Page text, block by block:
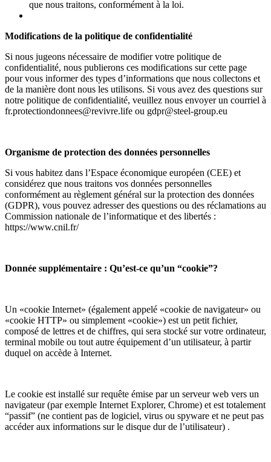
que nous traitons, conformément à la loi.
Modifications de la politique de confidentialité
Si nous jugeons nécessaire de modifier votre politique de
confidentialité, nous publierons ces modifications sur cette page
pour vous informer des types d’informations que nous collectons et
de la manière dont nous les utilisons. Si vous avez des questions sur
notre politique de confidentialité, veuillez nous envoyer un courriel à
fr.protectiondonnees@revivre.life ou gdpr@steel-group.eu
Organisme de protection des données personnelles
Si vous habitez dans l’Espace économique européen (CEE) et
considérez que nous traitons vos données personnelles
conformément au règlement général sur la protection des données
(GDPR), vous pouvez adresser des questions ou des réclamations au
Commission nationale de l’informatique et des libertés :
https://www.cnil.fr/
Donnée supplémentaire : Qu’est-ce qu’un “cookie”?
Un «cookie Internet» (également appelé «cookie de navigateur» ou
«cookie HTTP» ou simplement «cookie») est un petit fichier,
composé de lettres et de chiffres, qui sera stocké sur votre ordinateur,
terminal mobile ou tout autre équipement d’un utilisateur, à partir
duquel on accède à Internet.
Le cookie est installé sur requête émise par un serveur web vers un
navigateur (par exemple Internet Explorer, Chrome) et est totalement
“passif” (ne contient pas de logiciel, virus ou spyware et ne peut pas
accéder aux informations sur le disque dur de l’utilisateur) .